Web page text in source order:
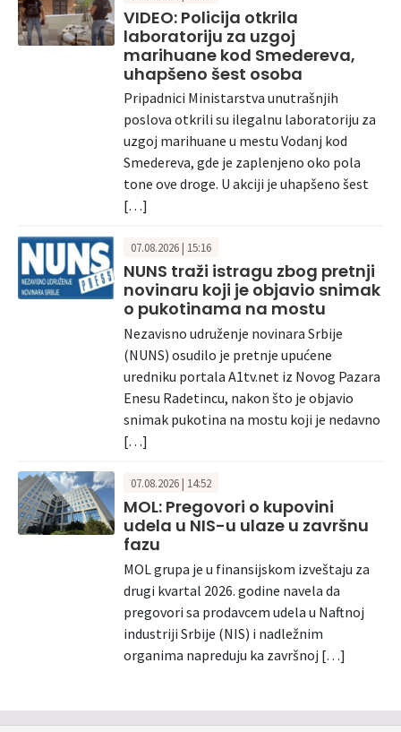
VIDEO: Policija otkrila
laboratoriju za uzgoj
marihuane kod Smedereva,
uhapšeno šest osoba
Pripadnici Ministarstva unutrašnjih
poslova otkrili su ilegalnu laboratoriju za
uzgoj marihuane u mestu Vodanj kod
Smedereva, gde je zaplenjeno oko pola
tone ove droge. U akciji je uhapšeno šest
[…]
07.08.2026 | 15:16
NUNS traži istragu zbog pretnji
novinaru koji je objavio snimak
o pukotinama na mostu
Nezavisno udruženje novinara Srbije
(NUNS) osudilo je pretnje upućene
uredniku portala A1tv.net iz Novog Pazara
Enesu Radetincu, nakon što je objavio
snimak pukotina na mostu koji je nedavno
[…]
07.08.2026 | 14:52
MOL: Pregovori o kupovini
udela u NIS-u ulaze u završnu
fazu
MOL grupa je u finansijskom izveštaju za
drugi kvartal 2026. godine navela da
pregovori sa prodavcem udela u Naftnoj
industriji Srbije (NIS) i nadležnim
organima napreduju ka završnoj […]